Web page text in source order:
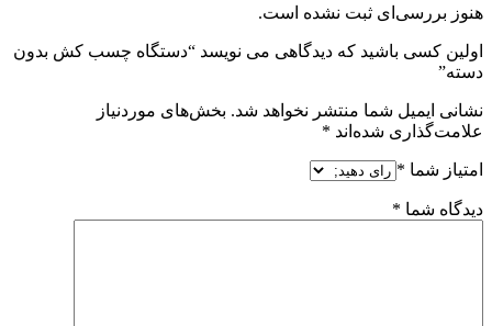
هنوز بررسی‌ای ثبت نشده است.
اولین کسی باشید که دیدگاهی می نویسد “دستگاه چسب کش بدون
دسته”
نشانی ایمیل شما منتشر نخواهد شد. بخش‌های موردنیاز
علامت‌گذاری شده‌اند *
امتیاز شما *
دیدگاه شما *